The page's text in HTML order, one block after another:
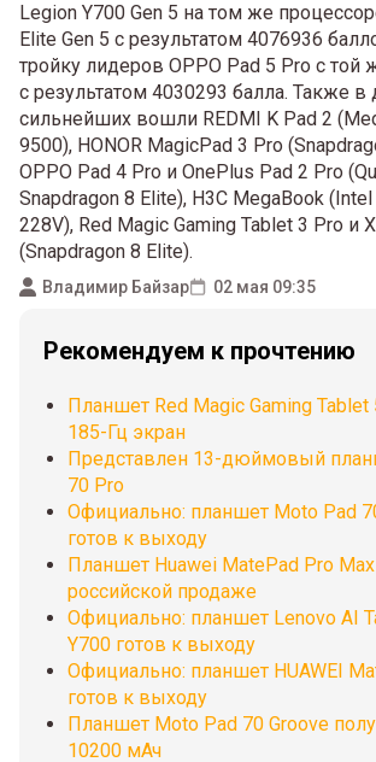
Legion Y700 Gen 5 на том же
Elite Gen 5 с результатом 4076936
тройку лидеров OPPO Pad 5 Pro с той
с результатом 4030293 балла. Также в
сильнейших вошли REDMI K Pad 2
9500), HONOR MagicPad 3 Pro
OPPO Pad 4 Pro и OnePlus Pad 2 Pro
Snapdragon 8 Elite), H3C MegaBook (Intel
228V), Red Magic Gaming Tablet 3 Pro и
(Snapdragon 8 Elite).
Владимир Байзар 02 мая 09:35
Рекомендуем к прочтению
Планшет Red Magic Gaming Tablet
185-Гц экран
Представлен 13-дюймовый
70 Pro
Официально: планшет Moto Pad
готов к выходу
Планшет Huawei MatePad Pro
российской продаже
Официально: планшет Lenovo AI
Y700 готов к выходу
Официально: планшет HUAWEI
готов к выходу
Планшет Moto Pad 70 Groove
10200 мАч